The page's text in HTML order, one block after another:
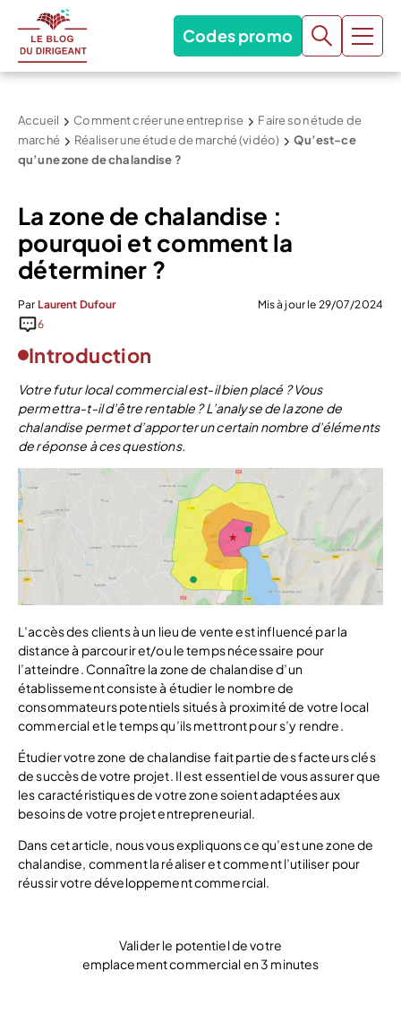
Codes promo
Accueil Comment créer une entreprise
Faire son étude de
marché
Réaliser une étude de marché (vidéo)
Qu’est-ce
qu’une zone de chalandise ?
La zone de chalandise :
pourquoi et comment la
déterminer ?
Par Laurent Dufour
Mis à jour le 29/07/2024
6
Introduction
Votre futur local commercial est-il bien placé ? Vous
permettra-t-il d’être rentable ? L’analyse de la zone de
chalandise permet d’apporter un certain nombre d’éléments
de réponse à ces questions.
L’accès des clients à un lieu de vente est influencé par la
distance à parcourir et/ou le temps nécessaire pour
l’atteindre. Connaître la zone de chalandise d’un
établissement consiste à étudier le nombre de
consommateurs potentiels situés à proximité de votre local
commercial et le temps qu’ils mettront pour s’y rendre.
Étudier votre zone de chalandise fait partie des facteurs clés
de succès de votre projet. Il est essentiel de vous assurer que
les caractéristiques de votre zone soient adaptées aux
besoins de votre projet entrepreneurial.
Dans cet article, nous vous expliquons ce qu’est une zone de
chalandise, comment la réaliser et comment l’utiliser pour
réussir votre développement commercial.
Valider le potentiel de votre
emplacement commercial en 3 minutes